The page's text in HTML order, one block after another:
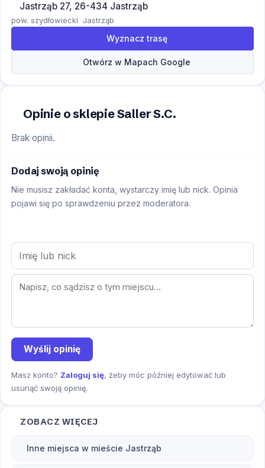
Jastrząb 27, 26-434 Jastrząb
pow. szydłowiecki Jastrząb
Wyznacz trasę
Otwórz w Mapach Google
Opinie o sklepie Saller S.C.
Brak opinii.
Dodaj swoją opinię
Nie musisz zakładać konta, wystarczy imię lub nick. Opinia
pojawi się po sprawdzeniu przez moderatora.
Wyślij opinię
Masz konto? Zaloguj się, żeby móc później edytować lub
usunąć swoją opinię.
ZOBACZ WIĘCEJ
Inne miejsca w mieście Jastrząb